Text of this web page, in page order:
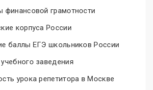
финансовой грамотности
корпуса России
баллы ЕГЭ школьников России
заведения
урока репетитора в Москве